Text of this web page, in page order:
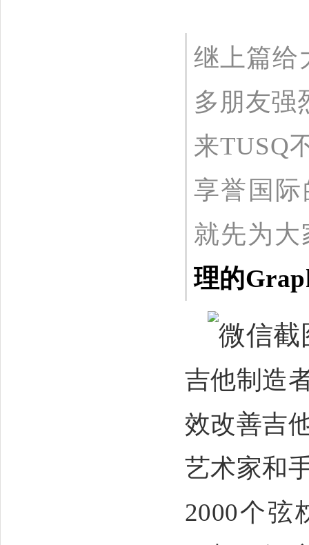
继上篇给
多朋友强
来TUSQ
享誉国
就先为
理的
吉他制造
效改善吉
艺术家和
2000个弦